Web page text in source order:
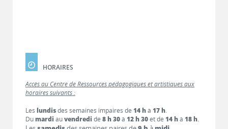
HORAIRES
Accès au Centre de Ressources pédagogiques et artistiques aux
horaires suivants :
Les lundisdes semaines impaires de 14 hà 17 h.
Dumardi auvendredi de 8 h 30à 12 h 30et de 14 hà 18 h.